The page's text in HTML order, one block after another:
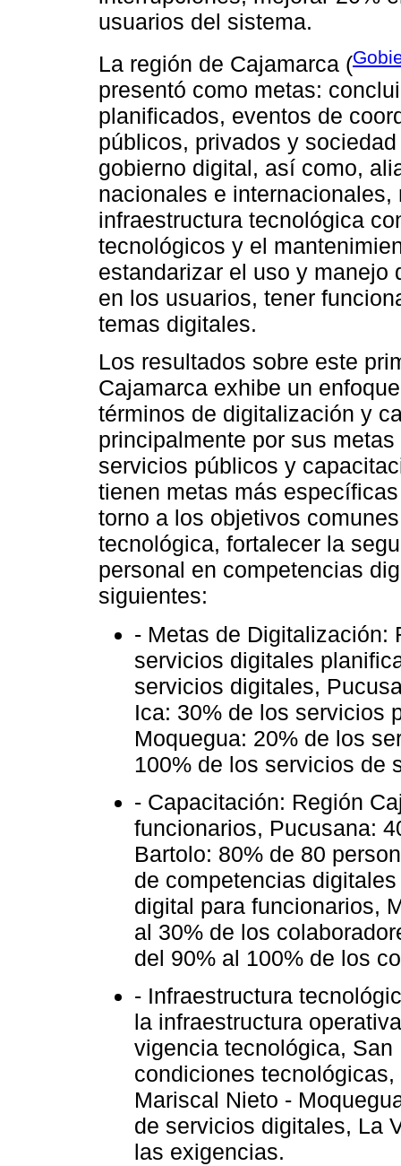
usuarios del sistema.
La región de Cajamarca (
presentó como metas:
planificados, eventos de
públicos, privados y
gobierno digital, así como,
nacionales e
infraestructura tecnológica
tecnológicos y el
estandarizar el uso y
en los usuarios, tener
temas digitales.
Los resultados sobre este
Cajamarca exhibe un
términos de digitalización y
principalmente por sus
servicios públicos y
tienen metas más
torno a los objetivos
tecnológica, fortalecer la
personal en competencias
siguientes:
- Metas de Digitalización:
servicios digitales
servicios digitales,
Ica: 30% de los servicios
Moquegua: 20% de los
100% de los servicios de
- Capacitación: Región
funcionarios, Pucusana:
Bartolo: 80% de 80
de competencias
digital para funcionarios,
al 30% de los
del 90% al 100% de los
- Infraestructura
la infraestructura
vigencia tecnológica,
condiciones
Mariscal Nieto -
de servicios digitales, La
las exigencias.